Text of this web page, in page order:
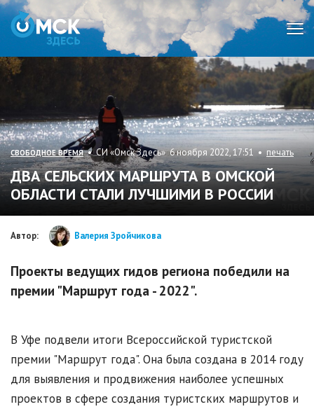
СВОБОДНОЕ ВРЕМЯ• СИ «Омск Здесь» 6 ноября 2022, 17:51 •печать
ДВА СЕЛЬСКИХ МАРШРУТА В ОМСКОЙ
ОБЛАСТИ СТАЛИ ЛУЧШИМИ В РОССИИ
Автор: Валерия Зройчикова
Проекты ведущих гидов региона победили на
премии "Маршрут года - 2022".
В Уфе подвели итоги Всероссийской туристской
премии "Маршрут года". Она была создана в 2014 году
для выявления и продвижения наиболее успешных
проектов в сфере создания туристских маршрутов и